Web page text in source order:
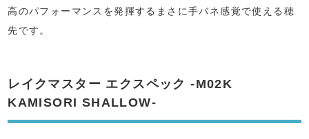
高のパフォーマンスを発揮するまさに手バネ感覚で使える穂
先です。
レイクマスター エクスペック -M02K
KAMISORI SHALLOW-